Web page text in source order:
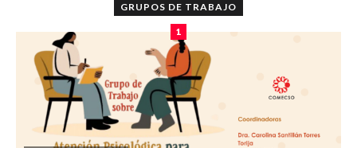
GRUPOS DE TRABAJO
1